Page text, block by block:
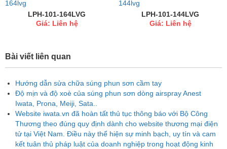
LPH-101-164LVG
Giá: Liên hệ
LPH-101-144LVG
Giá: Liên hệ
Bài viết liên quan
Hướng dẫn sửa chữa súng phun sơn cầm tay
Độ mịn và độ xoè của súng phun sơn dòng airspray Anest
Iwata, Prona, Meiji, Sata..
Website iwata.vn đã hoàn tất thủ tục thông báo với Bộ Công
Thương theo đúng quy định dành cho website thương mại điện
tử tại Việt Nam. Điều này thể hiện sự minh bạch, uy tín và cam
kết tuân thủ pháp luật của doanh nghiệp trong hoạt động kinh